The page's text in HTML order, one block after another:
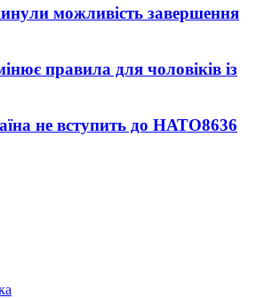
можливість завершення
правила для чоловіків із
не вступить до НАТО8636